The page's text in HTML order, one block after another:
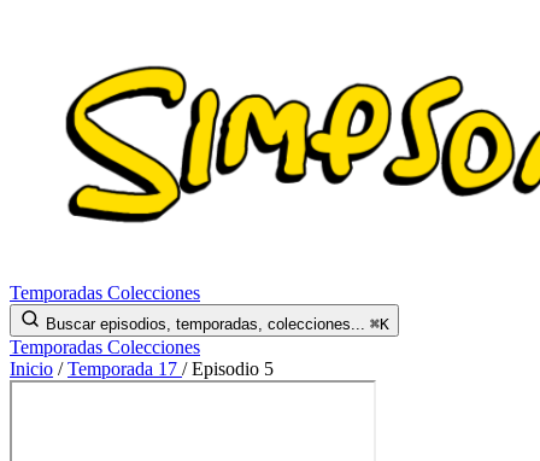
Temporadas Colecciones
Buscar episodios, temporadas, colecciones... ⌘K
Temporadas Colecciones
Inicio / Temporada 17 / Episodio 5